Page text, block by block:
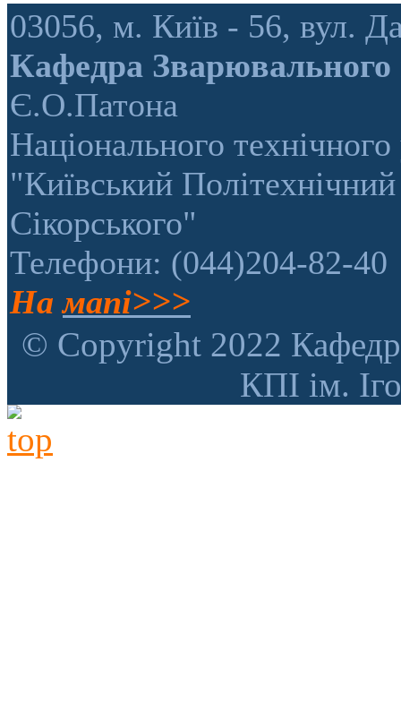
03056, м. Київ - 56, вул.
Кафедра
Є.О.Патона
Національного
"Київський Політехнічний
Сікорського"
Телефони: (044)204-82-40
Намапі>>>
© Copyright 2022
КПІ ім.